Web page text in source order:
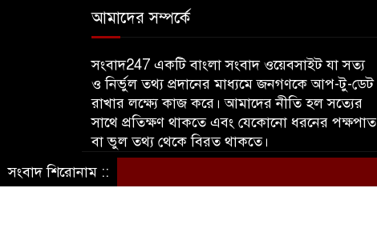
আমাদের সম্পর্কে
সংবাদ247 একটি বাংলা সংবাদ ওয়েবসাইট যা সত্য
ও নির্ভুল তথ্য প্রদানের মাধ্যমে জনগণকে আপ-টু-ডেট
রাখার লক্ষ্যে কাজ করে। আমাদের নীতি হল সত্যের
সাথে প্রতিক্ষণ থাকতে এবং যেকোনো ধরনের পক্ষপাত
বা ভুল তথ্য থেকে বিরত থাকতে।
© sangbadbd247
সংবাদ শিরোনাম ::